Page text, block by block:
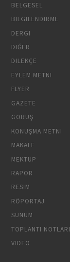
BELGESEL
BILGILENDIRME
DERGI
DIĞER
DILEKÇE
EYLEM METNI
FLYER
GAZETE
GÖRÜŞ
KONUŞMA METNI
MAKALE
MEKTUP
RAPOR
RESIM
RÖPORTAJ
SUNUM
TOPLANTI NOTLARI
VIDEO